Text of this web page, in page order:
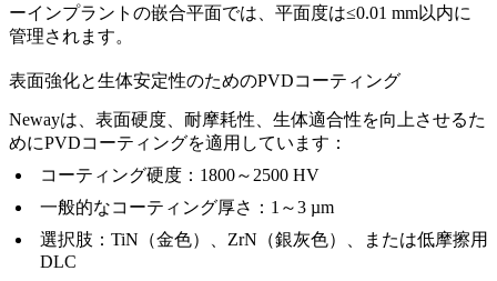
ーインプラントの嵌合平面では、平面度は≤0.01 mm以内に
管理されます。
表面強化と生体安定性のためのPVDコーティング
Newayは、表面硬度、耐摩耗性、生体適合性を向上させるた
めにPVDコーティングを適用しています：
コーティング硬度：1800～2500 HV
一般的なコーティング厚さ：1～3 µm
選択肢：TiN（金色）、ZrN（銀灰色）、または低摩擦用
DLC